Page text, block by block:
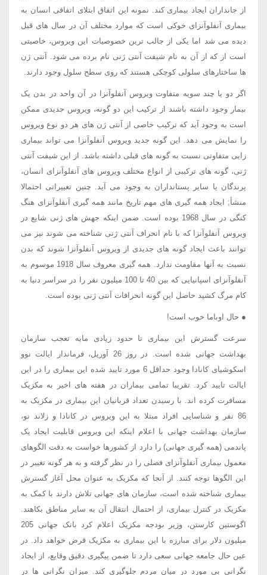
از جانداران ایجاد بیماری کند. نمونه این اتفاق ابتلای اتفاقی انسان به
بیماری آنفلوآنزای خوکی است که موارد مختلف آن در سال های قبل
دیده می شد اما یکی از جالب ترین خصوصیات این ویروس، خاصیتی
است از که از آن به نام شیفت آنتی ژنی نام برده می شود. آنتی ژن
ها ساختارهای سلولی کوچکی هستند که روی سطح سلول وجود دارند.
اگر دو یا چند سویه متفاوت ویروس آنفلوآنزا در آن واحد در بدن یک
بیمار وجود داشته باشند از ترکیب این دو گونه، ویروس جدیدی ممکن
است به وجود آید که ترکیب خاصی از آنتی ژن های هر دو نوع ویروس
را نمایش می دهد. این گونه جدید ویروس آنفلوآنزا می تواند بیماری
زایی متفاوتی نسبت به گونه های قبلی داشته باشد. از این شیفت آنتی
ژنی، گونه های ترکیبی از انواع مختلف ویروس های آنفلوآنزای انسان،
پرندگان یا سایر پستانداران به وجود می آید. چنین تغییراتی احتمالا
منشأ; ایجاد همه گیری های مهم تاریخ مانند همه گیری آنفلوآنزای هنگ
کنگی در سال 1968 بوده است. ضمن اینکه جهش های ژنی شایع در
ویروس آنفلوآنزا که با نام انحراف آنتی ژنی شناخته می شوند نیز می
توانند باعث ایجاد گونه های جدیدی از ویروس آنفلوآنزا شوند که بدن
نسبت به آنها مقاومت ندارد. همه گیری معروف سال 1918 موسوم به
آنفلوآنزای اسپانیایی که بین 40 تا 100 میلیون نفر را در سراسر دنیا به
کام مرگ کشید حاصل این گونه انحرافات آنتی ژنی بوده است.
● حال اوباما خوب است!
سرعت گسترش این بیماری تا حدود زیادی مایه تعجب سازمان
بهداشت جهانی شده است. در روز 26 آوریل، فرماندار ایالت نوو
اسکوشیای کانادا وجود حداقل 6 مورد تایید شده این بیماری را در این
ایالت تایید کرد. تقریبا تمامی بیماران در هفته های اخیر به مکزیک
مسافرت کرده اند. با رسیدن تعداد قربانیان این بیماری در مکزیک به
86 نفر و شناسایی افراد مبتلا به این ویروس در کانادا و زلاند نو،
سازمان بهداشت جهانی با اعلام اینکه این ویروس قابلیت ایجاد یک
پاندمی (همه گیری جهانی) را دارد از کشورها خواست به دقت الگوهای
معمول بیماری آنفلوآنزای فصلی را در نظر گرفته و به هر گونه تغییر در
این الگوها توجه کنند. از آنجا که مکزیک به عنوان محل آغاز گسترش
بیماری شناخته شده است، سازمان های جهانی تلاش دارند با کمک به
مکزیک در کنترل بیماری، از احتمال انتقال آن به سایر مناطق بکاهند.
اگوستین کارستن، وزیر بودجه مکزیک اعلام کرد بانک جهانی 205
میلیون دلار برای مبارزه با این بیماری به مکزیک قرض خواهد داد. در
عین حال جامعه جهانی سعی دارد تا ضمن پیگیری دقیق وقایع، از ایجاد
نگرانی بی مورد در میان مردم جلوگیری کند. میزان نگرانی ها در